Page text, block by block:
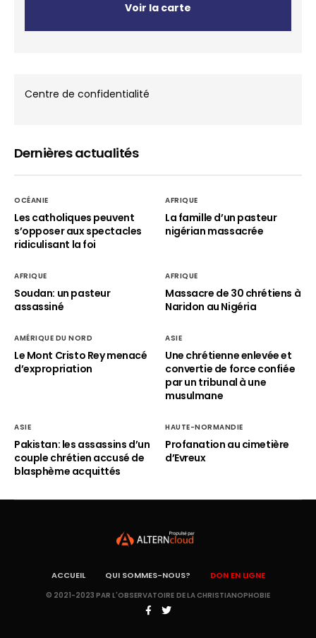
Voir la carte
Centre de confidentialité
Dernières actualités
OCÉANIE
Les catholiques peuvent
s’opposer aux spectacles
ridiculisant la foi
AFRIQUE
La famille d’un pasteur
nigérian massacrée
AFRIQUE
Soudan: un pasteur
assassiné
AFRIQUE
Massacre de 30 chrétiens à
Naridon au Nigéria
AMÉRIQUE DU NORD
Le Mont Cristo Rey menacé
d’expropriation
ASIE
Une chrétienne enlevée et
convertie de force confiée
par un tribunal à une
musulmane
ASIE
Pakistan: les assassins d’un
couple chrétien accusé de
blasphème acquittés
HAUTE-NORMANDIE
Profanation au cimetière
d’Evreux
ACCUEIL QUI SOMMES-NOUS? DON EN LIGNE
© 2021-2023 PAR L'OBSERVATOIRE DE LA CHRISTIANOPHOBIE